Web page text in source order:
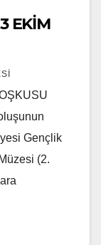
EKİM
Gençlik
(2.